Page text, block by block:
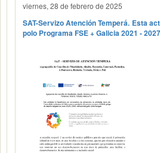
viernes, 28 de febrero de 2025
SAT-Servizo Atención Temperá. Esta
polo Programa FSE + Galicia 2021 - 2027